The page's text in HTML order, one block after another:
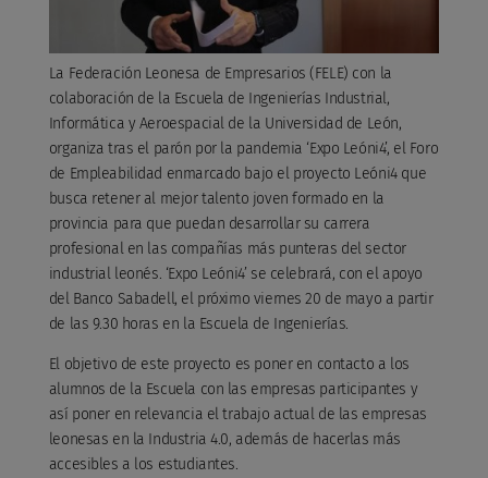
La Federación Leonesa de Empresarios (FELE) con la
colaboración de la Escuela de Ingenierías Industrial,
Informática y Aeroespacial de la Universidad de León,
organiza tras el parón por la pandemia ‘Expo Leóni4’, el Foro
de Empleabilidad enmarcado bajo el proyecto Leóni4 que
busca retener al mejor talento joven formado en la
provincia para que puedan desarrollar su carrera
profesional en las compañías más punteras del sector
industrial leonés. ‘Expo Leóni4’ se celebrará, con el apoyo
del Banco Sabadell, el próximo viernes 20 de mayo a partir
de las 9.30 horas en la Escuela de Ingenierías.
El objetivo de este proyecto es poner en contacto a los
alumnos de la Escuela con las empresas participantes y
así poner en relevancia el trabajo actual de las empresas
leonesas en la Industria 4.0, además de hacerlas más
accesibles a los estudiantes.